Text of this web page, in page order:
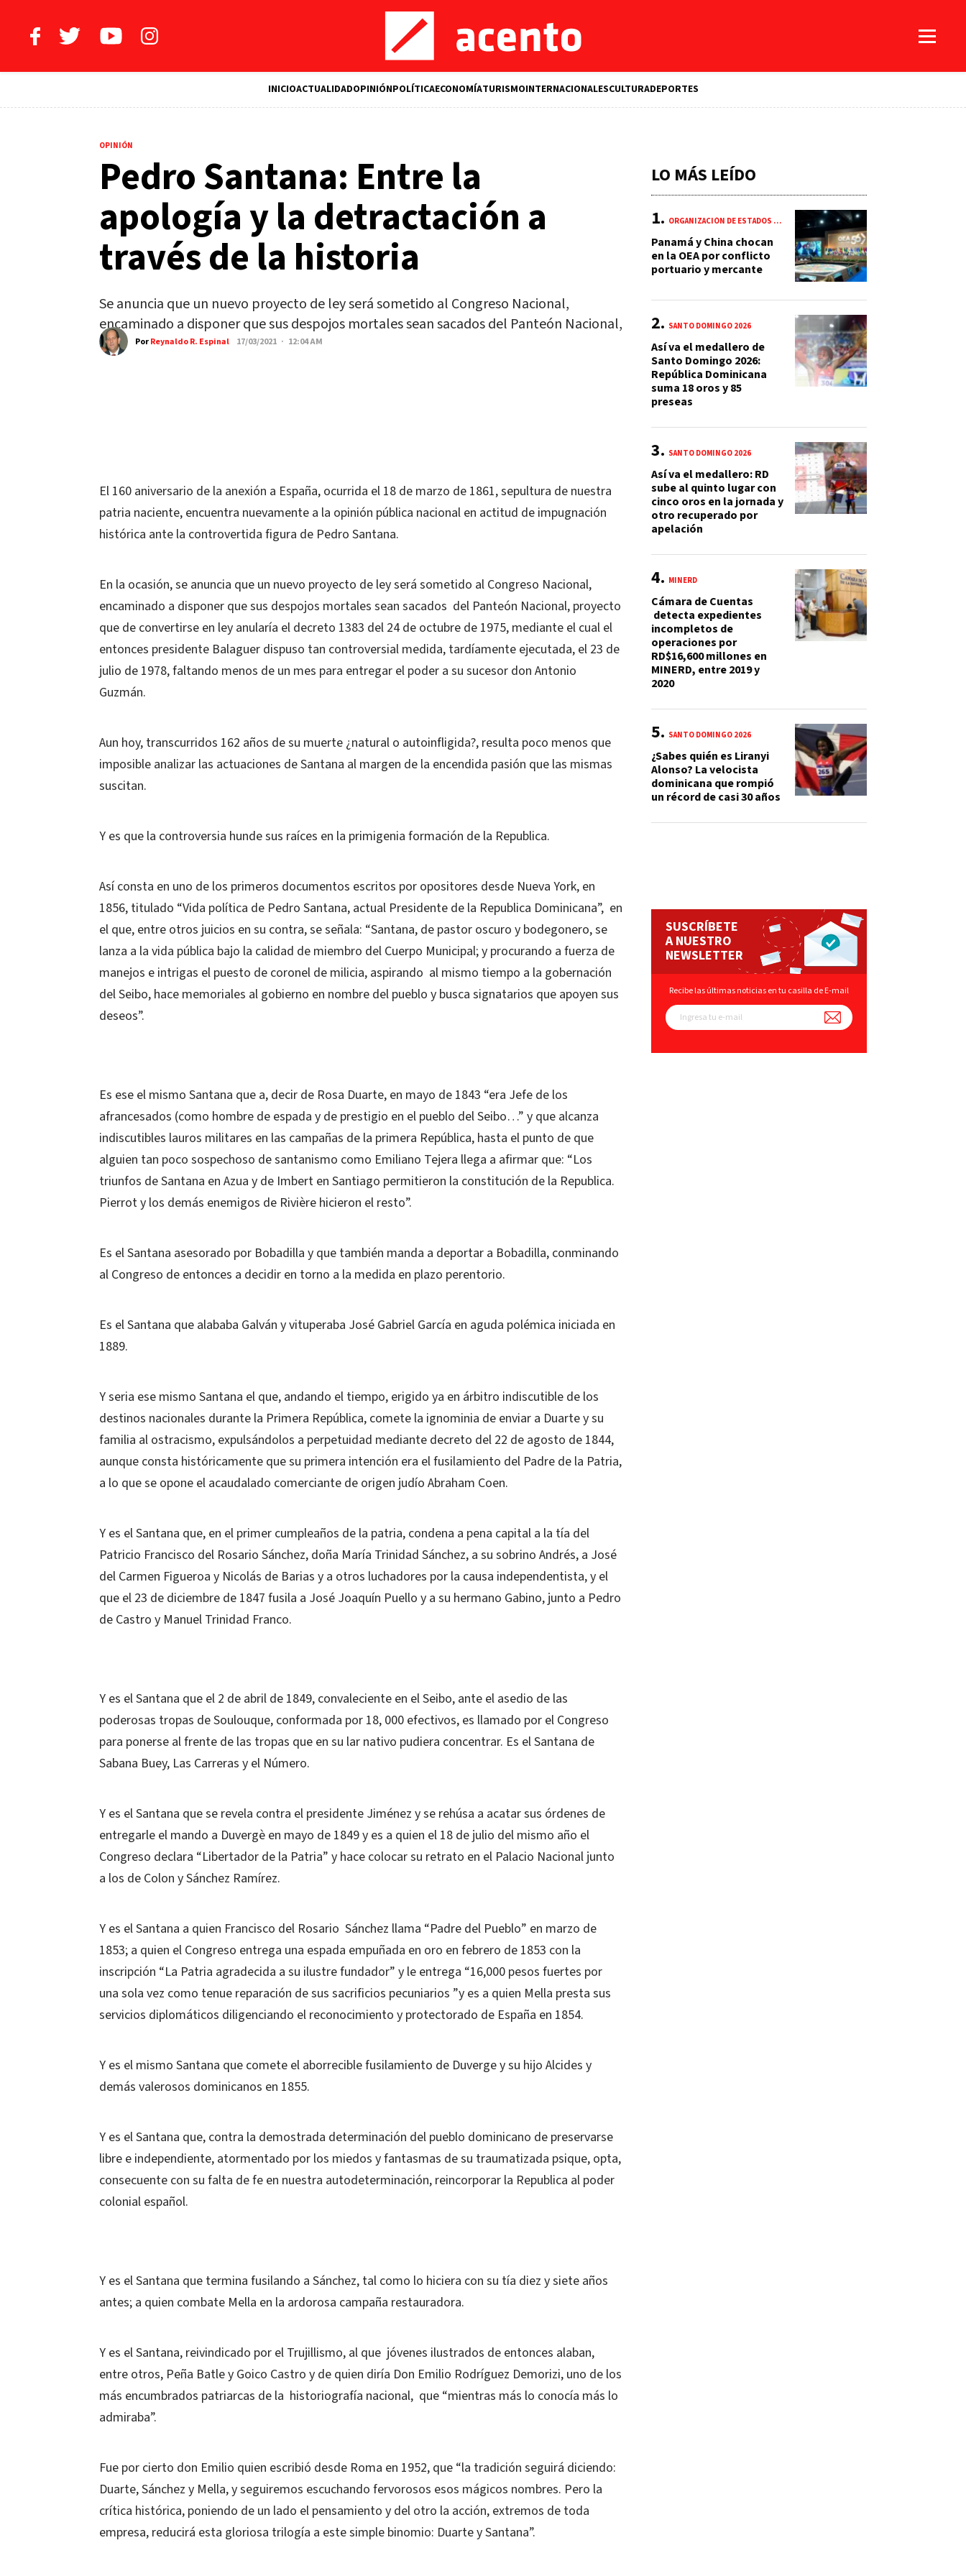
INICIOACTUALIDADOPINIÓNPOLÍTICAECONOMÍATURISMOINTERNACIONALESCULTURADEPORTES
OPINIÓN
Pedro Santana: Entre la
apología y la detractación a
través de la historia
Se anuncia que un nuevo proyecto de ley será sometido al Congreso Nacional,
encaminado a disponer que sus despojos mortales sean sacados del Panteón Nacional,
PorReynaldo R. Espinal 17/03/2021 · 12:04 AM
El 160 aniversario de la anexión a España, ocurrida el 18 de marzo de 1861, sepultura de nuestra
patria naciente, encuentra nuevamente a la opinión pública nacional en actitud de impugnación
histórica ante la controvertida figura de Pedro Santana.
En la ocasión, se anuncia que un nuevo proyecto de ley será sometido al Congreso Nacional,
encaminado a disponer que sus despojos mortales sean sacados del Panteón Nacional, proyecto
que de convertirse en ley anularía el decreto 1383 del 24 de octubre de 1975, mediante el cual el
entonces presidente Balaguer dispuso tan controversial medida, tardíamente ejecutada, el 23 de
julio de 1978, faltando menos de un mes para entregar el poder a su sucesor don Antonio
Guzmán.
Aun hoy, transcurridos 162 años de su muerte ¿natural o autoinfligida?, resulta poco menos que
imposible analizar las actuaciones de Santana al margen de la encendida pasión que las mismas
suscitan.
Y es que la controversia hunde sus raíces en la primigenia formación de la Republica.
Así consta en uno de los primeros documentos escritos por opositores desde Nueva York, en
1856, titulado “Vida política de Pedro Santana, actual Presidente de la Republica Dominicana”, en
el que, entre otros juicios en su contra, se señala: “Santana, de pastor oscuro y bodegonero, se
lanza a la vida pública bajo la calidad de miembro del Cuerpo Municipal; y procurando a fuerza de
manejos e intrigas el puesto de coronel de milicia, aspirando al mismo tiempo a la gobernación
del Seibo, hace memoriales al gobierno en nombre del pueblo y busca signatarios que apoyen sus
deseos”.
Es ese el mismo Santana que a, decir de Rosa Duarte, en mayo de 1843 “era Jefe de los
afrancesados (como hombre de espada y de prestigio en el pueblo del Seibo…” y que alcanza
indiscutibles lauros militares en las campañas de la primera República, hasta el punto de que
alguien tan poco sospechoso de santanismo como Emiliano Tejera llega a afirmar que: “Los
triunfos de Santana en Azua y de Imbert en Santiago permitieron la constitución de la Republica.
Pierrot y los demás enemigos de Rivière hicieron el resto”.
Es el Santana asesorado por Bobadilla y que también manda a deportar a Bobadilla, conminando
al Congreso de entonces a decidir en torno a la medida en plazo perentorio.
Es el Santana que alababa Galván y vituperaba José Gabriel García en aguda polémica iniciada en
1889.
Y seria ese mismo Santana el que, andando el tiempo, erigido ya en árbitro indiscutible de los
destinos nacionales durante la Primera República, comete la ignominia de enviar a Duarte y su
familia al ostracismo, expulsándolos a perpetuidad mediante decreto del 22 de agosto de 1844,
aunque consta históricamente que su primera intención era el fusilamiento del Padre de la Patria,
a lo que se opone el acaudalado comerciante de origen judío Abraham Coen.
Y es el Santana que, en el primer cumpleaños de la patria, condena a pena capital a la tía del
Patricio Francisco del Rosario Sánchez, doña María Trinidad Sánchez, a su sobrino Andrés, a José
del Carmen Figueroa y Nicolás de Barias y a otros luchadores por la causa independentista, y el
que el 23 de diciembre de 1847 fusila a José Joaquín Puello y a su hermano Gabino, junto a Pedro
de Castro y Manuel Trinidad Franco.
Y es el Santana que el 2 de abril de 1849, convaleciente en el Seibo, ante el asedio de las
poderosas tropas de Soulouque, conformada por 18, 000 efectivos, es llamado por el Congreso
para ponerse al frente de las tropas que en su lar nativo pudiera concentrar. Es el Santana de
Sabana Buey, Las Carreras y el Número.
Y es el Santana que se revela contra el presidente Jiménez y se rehúsa a acatar sus órdenes de
entregarle el mando a Duvergè en mayo de 1849 y es a quien el 18 de julio del mismo año el
Congreso declara “Libertador de la Patria” y hace colocar su retrato en el Palacio Nacional junto
a los de Colon y Sánchez Ramírez.
Y es el Santana a quien Francisco del Rosario Sánchez llama “Padre del Pueblo” en marzo de
1853; a quien el Congreso entrega una espada empuñada en oro en febrero de 1853 con la
inscripción “La Patria agradecida a su ilustre fundador” y le entrega “16,000 pesos fuertes por
una sola vez como tenue reparación de sus sacrificios pecuniarios ”y es a quien Mella presta sus
servicios diplomáticos diligenciando el reconocimiento y protectorado de España en 1854.
Y es el mismo Santana que comete el aborrecible fusilamiento de Duverge y su hijo Alcides y
demás valerosos dominicanos en 1855.
Y es el Santana que, contra la demostrada determinación del pueblo dominicano de preservarse
libre e independiente, atormentado por los miedos y fantasmas de su traumatizada psique, opta,
consecuente con su falta de fe en nuestra autodeterminación, reincorporar la Republica al poder
colonial español.
Y es el Santana que termina fusilando a Sánchez, tal como lo hiciera con su tía diez y siete años
antes; a quien combate Mella en la ardorosa campaña restauradora.
Y es el Santana, reivindicado por el Trujillismo, al que jóvenes ilustrados de entonces alaban,
entre otros, Peña Batle y Goico Castro y de quien diría Don Emilio Rodríguez Demorizi, uno de los
más encumbrados patriarcas de la historiografía nacional, que “mientras más lo conocía más lo
admiraba”.
Fue por cierto don Emilio quien escribió desde Roma en 1952, que “la tradición seguirá diciendo:
Duarte, Sánchez y Mella, y seguiremos escuchando fervorosos esos mágicos nombres. Pero la
crítica histórica, poniendo de un lado el pensamiento y del otro la acción, extremos de toda
empresa, reducirá esta gloriosa trilogía a este simple binomio: Duarte y Santana”.
LO MÁS LEÍDO
ORGANIZACIÓN DE ESTADOS AMERICANOS (OEA)
Panamá y China chocan
en la OEA por conflicto
portuario y mercante
SANTO DOMINGO 2026
Así va el medallero de
Santo Domingo 2026:
República Dominicana
suma 18 oros y 85
preseas
SANTO DOMINGO 2026
Así va el medallero: RD
sube al quinto lugar con
cinco oros en la jornada y
otro recuperado por
apelación
MINERD
Cámara de Cuentas
detecta expedientes
incompletos de
operaciones por
RD$16,600 millones en
MINERD, entre 2019 y
2020
SANTO DOMINGO 2026
¿Sabes quién es Liranyi
Alonso? La velocista
dominicana que rompió
un récord de casi 30 años
SUSCRÍBETE
A NUESTRO
NEWSLETTER
Recibe las últimas noticias en tu casilla de E-mail